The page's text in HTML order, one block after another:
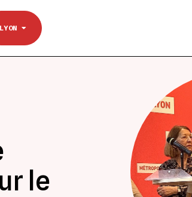
LYON
TOULOUSE
Se connecter
le